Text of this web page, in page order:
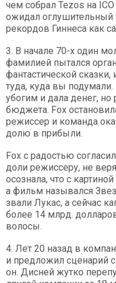
чем собрал Tezos на
ожидал оглушительный
рекордов Гиннеса как
3. В начале 70-х один
фамилией пытался
фантастической
туда, куда вы
убогим и дала денег,
бюджета. Fox
режиссер и команда
долю в прибыли.
Fox с радостью
доли режиссеру, не
осознала, что с
а фильм назывался
звали Лукас, а сейчас
более 14 млрд.
волосы.
4. Лет 20 назад в
и предложил сценарий
он. Дисней жутко